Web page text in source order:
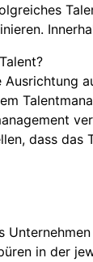
dass das
in der